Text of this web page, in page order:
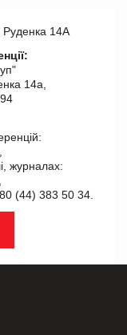
Руденка 14А
14а,
журналах:
(44) 383 50 34.